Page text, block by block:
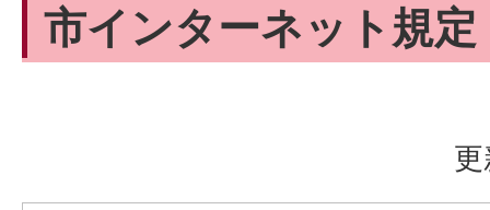
市インターネット規定